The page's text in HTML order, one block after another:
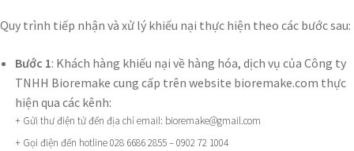
Quy trình tiếp nhận và xử lý khiếu nại thực hiện theo các bước sau:
Bước 1: Khách hàng khiếu nại về hàng hóa, dịch vụ của Công ty
TNHH Bioremake cung cấp trên website bioremake.com thực
hiện qua các kênh:
+ Gửi thư điện tử đến địa chỉ email: bioremake@gmail.com
+ Gọi điện đến hotline 028 6686 2855 – 0902 72 1004